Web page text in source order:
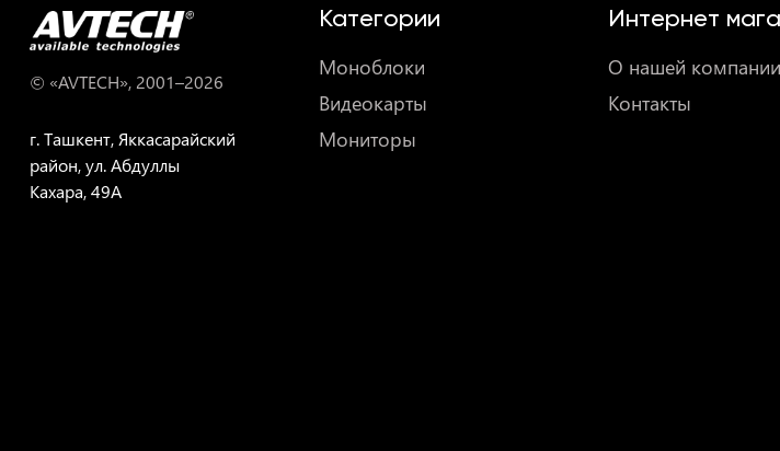
© «AVTECH», 2001–2026
г. Ташкент, Яккасарайский
район, ул. Абдуллы
Кахара, 49A
Категории
Моноблоки
Видеокарты
Мониторы
Интернет
О нашей компании
Контакты